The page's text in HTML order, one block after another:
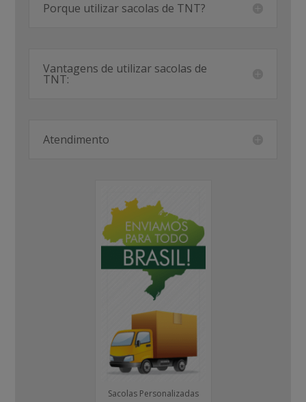
Porque utilizar sacolas de TNT?
Vantagens de utilizar sacolas de
TNT:
Atendimento
Sacolas Personalizadas